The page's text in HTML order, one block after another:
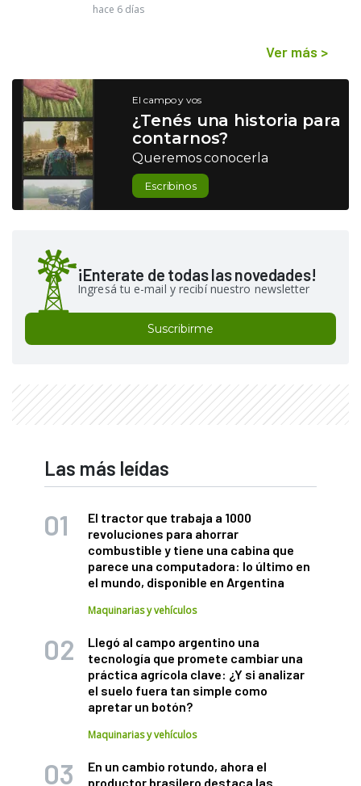
hace 6 días
Ver más >
El campo y vos
¿Tenés una historia para
contarnos?
Queremos conocerla
Escribinos
¡Enterate de todas las novedades!
Ingresá tu e-mail y recibí nuestro newsletter
Suscribirme
Las más leídas
El tractor que trabaja a 1000
revoluciones para ahorrar
combustible y tiene una cabina que
parece una computadora: lo último en
el mundo, disponible en Argentina
Maquinarias y vehículos
Llegó al campo argentino una
tecnología que promete cambiar una
práctica agrícola clave: ¿Y si analizar
el suelo fuera tan simple como
apretar un botón?
Maquinarias y vehículos
En un cambio rotundo, ahora el
productor brasilero destaca las